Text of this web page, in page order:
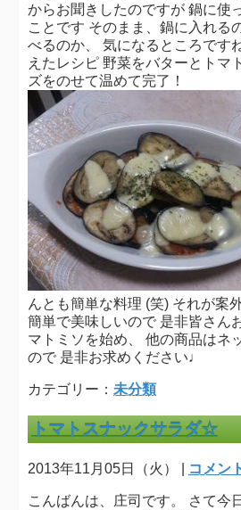
からお聞きしたのですが 鍋に使
ことです そのまま、鍋に入れる
べるのか、 気になるところです
えたレシピ 野菜をバターとトマ
ズをのせて温めて完了！
んとも簡単な料理 (笑) それが案
簡単で美味しいので 是非皆さん
マトミソを始め、 他の商品はネ
ので 是非お求めください♩
カテゴリー： 未分類
トマトスナックサラダ☆
2013年11月05日（火） | コメン
こんばんは、庄司です。 さて今